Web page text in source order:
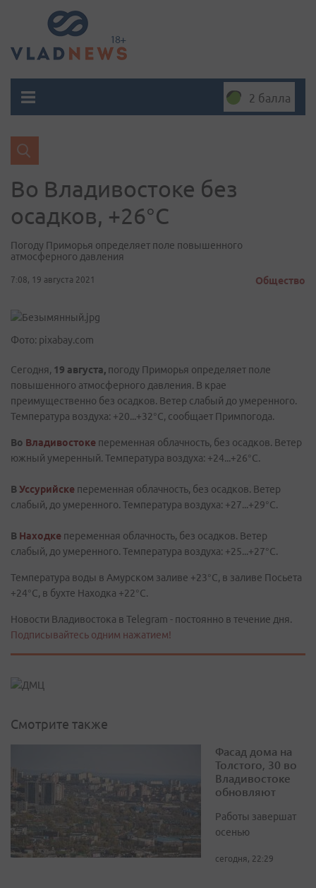
2 балла
Во Владивостоке без
осадков, +26°С
Погоду Приморья определяет поле повышенного
атмосферного давления
7:08, 19 августа 2021 Общество
Фото: pixabay.com
Сегодня, 19 августа, погоду Приморья определяет поле
повышенного атмосферного давления. В крае
преимущественно без осадков. Ветер слабый до умеренного.
Температура воздуха: +20...+32°C, сообщает Примпогода.
Во Владивостоке переменная облачность, без осадков. Ветер
южный умеренный. Температура воздуха: +24...+26°С.
ВУссурийске переменная облачность, без осадков. Ветер
слабый, до умеренного. Температура воздуха: +27...+29°C.
В Находке переменная облачность, без осадков. Ветер
слабый, до умеренного. Температура воздуха: +25...+27°C.
Температура воды в Амурском заливе +23°C, в заливе Посьета
+24°C, в бухте Находка +22°C.
Новости Владивостока в Telegram - постоянно в течение дня.
Подписывайтесь одним нажатием!
Смотрите также
Фасад дома на
Толстого, 30 во
Владивостоке
обновляют
Работы завершат
осенью
сегодня, 22:29